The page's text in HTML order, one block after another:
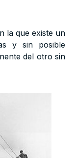
la que existe un
y sin posible
del otro sin